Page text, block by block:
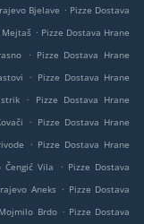
Bjelave . Pizze Dostava
Mejtaš . Pizze Dostava Hrane
. Pizze Dostava Hrane
. Pizze Dostava Hrane
.
Pizze Dostava Hrane
. Pizze Dostava Hrane
. Pizze Dostava Hrane
Čengić Vila . Pizze Dostava
Aneks . Pizze Dostava
Brdo . Pizze Dostava